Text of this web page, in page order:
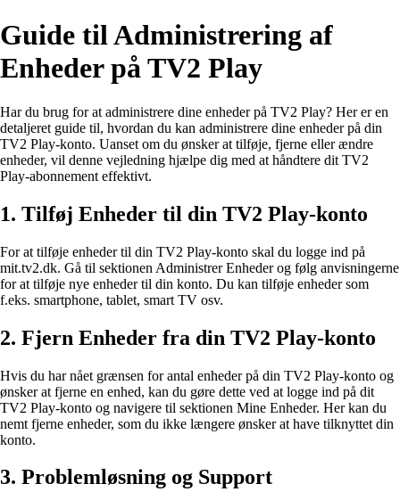
Guide til Administrering af
Enheder på TV2 Play
Har du brug for at administrere dine enheder på TV2 Play? Her er en
detaljeret guide til, hvordan du kan administrere dine enheder på din
TV2 Play-konto. Uanset om du ønsker at tilføje, fjerne eller ændre
enheder, vil denne vejledning hjælpe dig med at håndtere dit TV2
Play-abonnement effektivt.
1. Tilføj Enheder til din TV2 Play-konto
For at tilføje enheder til din TV2 Play-konto skal du logge ind på
mit.tv2.dk. Gå til sektionen Administrer Enheder og følg anvisningerne
for at tilføje nye enheder til din konto. Du kan tilføje enheder som
f.eks. smartphone, tablet, smart TV osv.
2. Fjern Enheder fra din TV2 Play-konto
Hvis du har nået grænsen for antal enheder på din TV2 Play-konto og
ønsker at fjerne en enhed, kan du gøre dette ved at logge ind på dit
TV2 Play-konto og navigere til sektionen Mine Enheder. Her kan du
nemt fjerne enheder, som du ikke længere ønsker at have tilknyttet din
konto.
3. Problemløsning og Support